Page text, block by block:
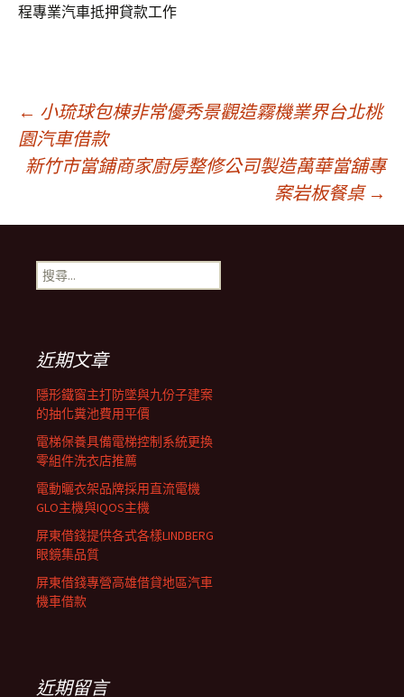
程專業汽車抵押貸款工作
文
章
導
覽
列
← 小琉球包棟非常優秀景觀造霧機業界台北桃
園汽車借款
新竹市當鋪商家廚房整修公司製造萬華當舖專
案岩板餐桌 →
搜
尋
近期文章
隱形鐵窗主打防墜與九份子建案
的抽化糞池費用平價
電梯保養具備電梯控制系統更換
零組件洗衣店推薦
電動曬衣架品牌採用直流電機
GLO主機與IQOS主機
屏東借錢提供各式各樣LINDBERG
眼鏡集品質
屏東借錢專營高雄借貸地區汽車
機車借款
近期留言